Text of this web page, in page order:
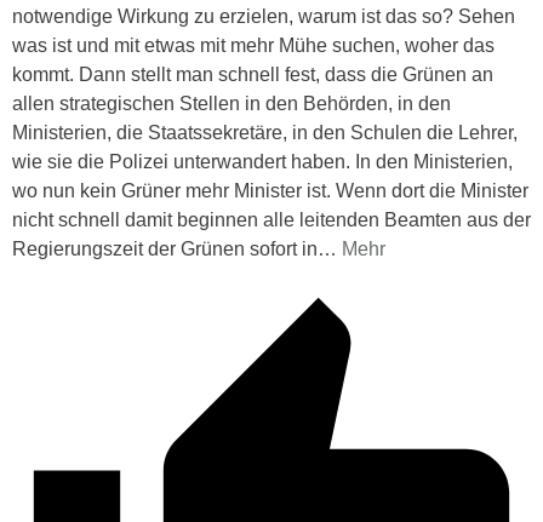
notwendige Wirkung zu erzielen, warum ist das so? Sehen
was ist und mit etwas mit mehr Mühe suchen, woher das
kommt. Dann stellt man schnell fest, dass die Grünen an
allen strategischen Stellen in den Behörden, in den
Ministerien, die Staatssekretäre, in den Schulen die Lehrer,
wie sie die Polizei unterwandert haben. In den Ministerien,
wo nun kein Grüner mehr Minister ist. Wenn dort die Minister
nicht schnell damit beginnen alle leitenden Beamten aus der
Regierungszeit der Grünen sofort in… Mehr